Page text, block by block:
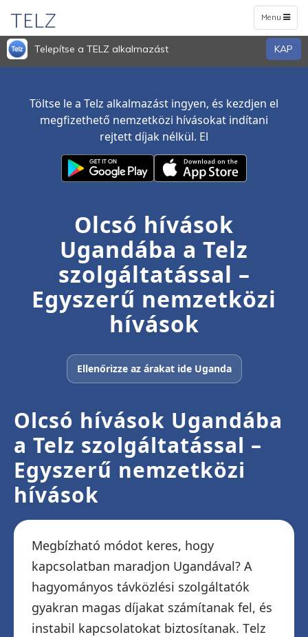
Toggle
navigation
Menu
TELZ
Telepítse a TELZ alkalmazást KAP
Töltse le a Telz alkalmazást ingyen, és kezdjen el
megfizethető nemzetközi hívásokat indítani
rejtett díjak nélkül. El
Olcsó hívások
Ugandába a Telz
szolgáltatással –
Egyszerű nemzetközi
hívások
Ellenőrizze az árakat ide Uganda
Olcsó hívások Ugandába
a Telz szolgáltatással –
Egyszerű nemzetközi
hívások
Megbízható módot keres, hogy
kapcsolatban maradjon Ugandával? A
hagyományos távközlési szolgáltatók
gyakran magas díjakat számítanak fel, és
instabil kapcsolatokat biztosítanak. Telz